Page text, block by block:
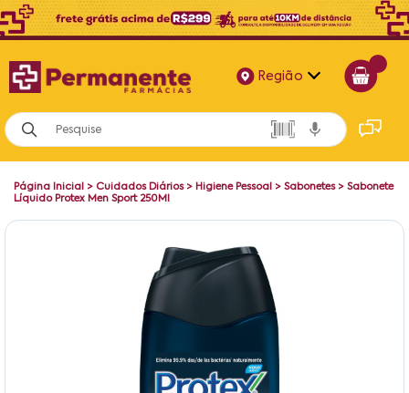
Região
Alagoas
Bahia
Página Inicial > Cuidados Diários> Higiene Pessoal > Sabonetes> Sabonete
Líquido Protex Men Sport 250Ml